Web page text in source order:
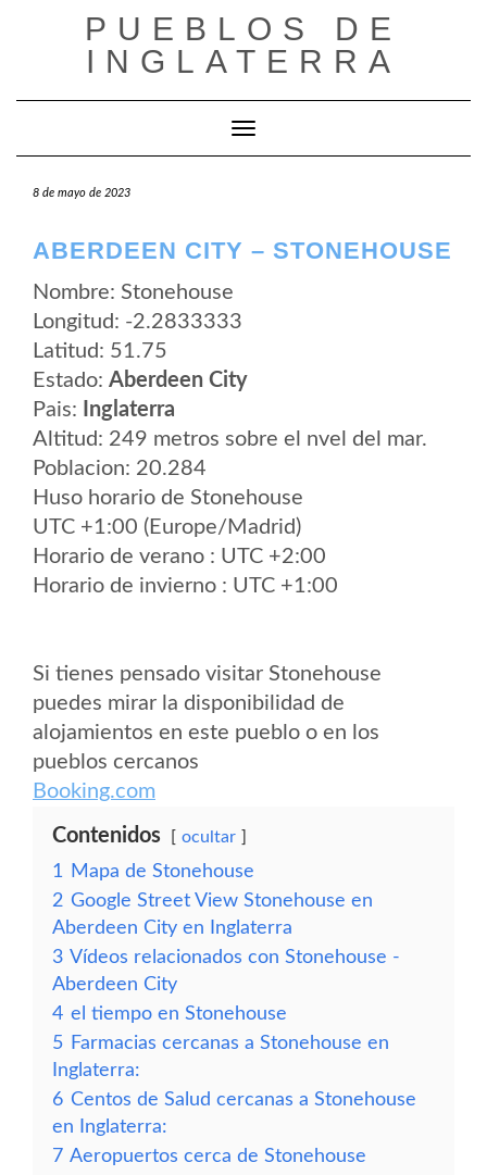
PUEBLOS DE
INGLATERRA
Cambiar modo de navegación
8 de mayo de 2023
ABERDEEN CITY – STONEHOUSE
Nombre: Stonehouse
Longitud: -2.2833333
Latitud: 51.75
Estado: Aberdeen City
Pais:
Inglaterra
Altitud: 249 metros sobre el nvel del mar.
Poblacion: 20.284
Huso horario de Stonehouse
UTC +1:00 (Europe/Madrid)
Horario de verano : UTC +2:00
Horario de invierno : UTC +1:00
Si tienes pensado visitar Stonehouse
puedes mirar la disponibilidad de
alojamientos en este pueblo o en los
pueblos cercanos
Booking.com
Contenidos ocultar
1
Mapa de Stonehouse
2 Google Street View Stonehouse en
Aberdeen City en Inglaterra
3 Vídeos relacionados con Stonehouse -
Aberdeen City
4 el tiempo en Stonehouse
5 Farmacias cercanas a Stonehouse en
Inglaterra:
6 Centos de Salud cercanas a Stonehouse
en Inglaterra:
7 Aeropuertos cerca de Stonehouse